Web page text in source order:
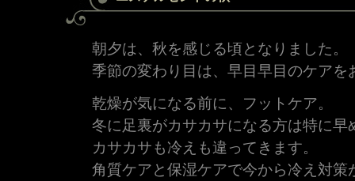
朝夕は、秋を感じる頃となりました。
季節の変わり目は、早目早目のケアを
乾燥が気になる前に、フットケア。
冬に足裏がカサカサになる方は特に早
カサカサも冷えも違ってきます。
角質ケアと保湿ケアで今から冷え対策